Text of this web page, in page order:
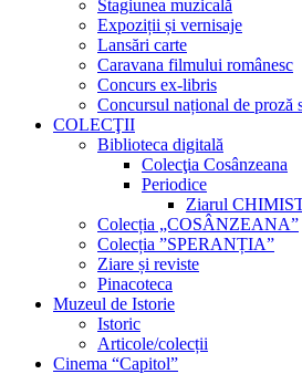
Stagiunea muzicală
Expoziții și vernisaje
Lansări carte
Caravana filmului românesc
Concurs ex-libris
Concursul național de proză
COLECŢII
Biblioteca digitală
Colecţia Cosânzeana
Periodice
Ziarul
Colecția „COSÂNZEANA”
Colecția ”SPERANȚIA”
Ziare și reviste
Pinacoteca
Muzeul de Istorie
Istoric
Articole/colecții
Cinema “Capitol”